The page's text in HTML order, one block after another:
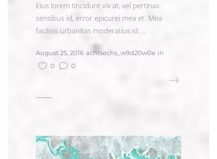
Eius lorem tincidunt vix at, vel pertinax
sensibus id, error epicurei mea et. Mea
facilisis urbanitas moderatius id....
August 25, 2016 achtsechs_w9d20w0e in
0
0